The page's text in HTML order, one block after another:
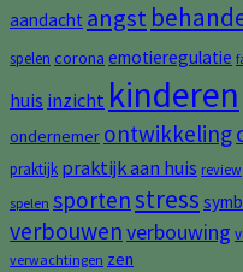
aandacht angst
spelen corona emotieregulatie
huis inzicht kinderen
ondernemer ontwikkeling
praktijk praktijk aan huis review
spelen sportenstress
verbouwenverbouwing
verwachtingen zen